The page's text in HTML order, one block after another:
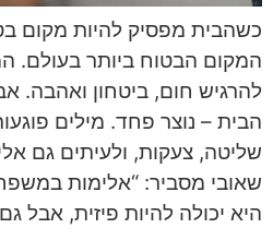
כשהבית מפסיק להיות מקום
המקום הבטוח ביותר בעולם.
להרגיש חום, ביטחון ואהבה.
הבית – נוצר פחד. מילים
שליטה, צעקות, ולעיתים גם
שאובי מסביר: “אלימות
היא יכולה להיות פיזית, אבל